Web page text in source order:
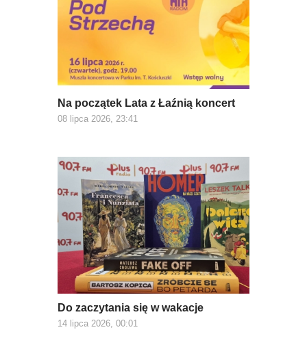
Na początek Lata z Łaźnią koncert
08 lipca 2026, 23:41
Do zaczytania się w wakacje
14 lipca 2026, 00:01